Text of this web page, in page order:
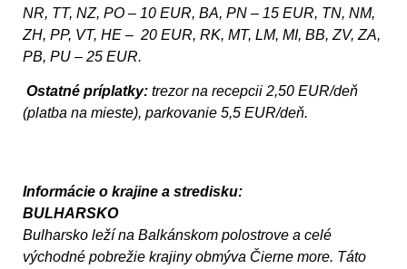
NR, TT, NZ, PO – 10 EUR, BA, PN – 15 EUR, TN, NM,
ZH, PP, VT, HE – 20 EUR, RK, MT, LM, MI, BB, ZV, ZA,
PB, PU – 25 EUR.
Ostatné príplatky: trezor na recepcii 2,50 EUR/deň
(platba na mieste), parkovanie 5,5 EUR/deň.
Informácie o krajine a stredisku:
BULHARSKO
Bulharsko leží na Balkánskom polostrove a celé
východné pobrežie krajiny obmýva Čierne more. Táto